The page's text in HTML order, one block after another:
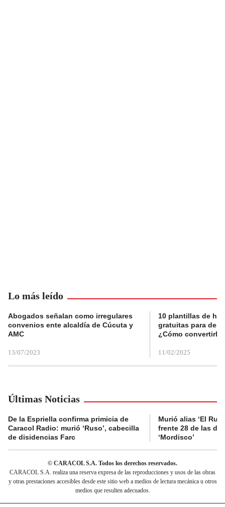
Lo más leído
Abogados señalan como irregulares
convenios ente alcaldía de Cúcuta y
AMC
13/07/2023
10 plantillas de
gratuitas para
¿Cómo convertirla
11/02/2025
Últimas Noticias
De la Espriella confirma primicia de
Caracol Radio: murió ‘Ruso’, cabecilla
de disidencias Farc
Murió alias ‘El
frente 28 de las
‘Mordisco’
© CARACOL S.A. Todos los derechos reservados.
CARACOL S.A. realiza una reserva expresa de las reproducciones y usos de las obras
y otras prestaciones accesibles desde este sitio web a medios de lectura mecánica u otros
medios que resulten adecuados.